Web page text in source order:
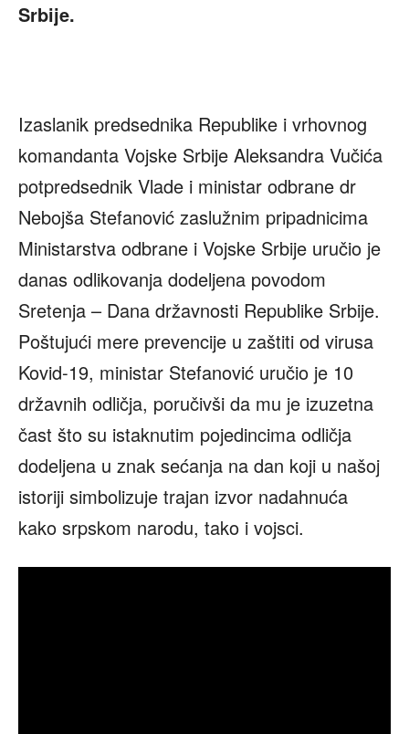
Srbije.
Izaslanik predsednika Republike i vrhovnog
komandanta Vojske Srbije Aleksandra Vučića
potpredsednik Vlade i ministar odbrane dr
Nebojša Stefanović zaslužnim pripadnicima
Ministarstva odbrane i Vojske Srbije uručio je
danas odlikovanja dodeljena povodom
Sretenja – Dana državnosti Republike Srbije.
Poštujući mere prevencije u zaštiti od virusa
Kovid-19, ministar Stefanović uručio je 10
državnih odličja, poručivši da mu je izuzetna
čast što su istaknutim pojedincima odličja
dodeljena u znak sećanja na dan koji u našoj
istoriji simbolizuje trajan izvor nadahnuća
kako srpskom narodu, tako i vojsci.